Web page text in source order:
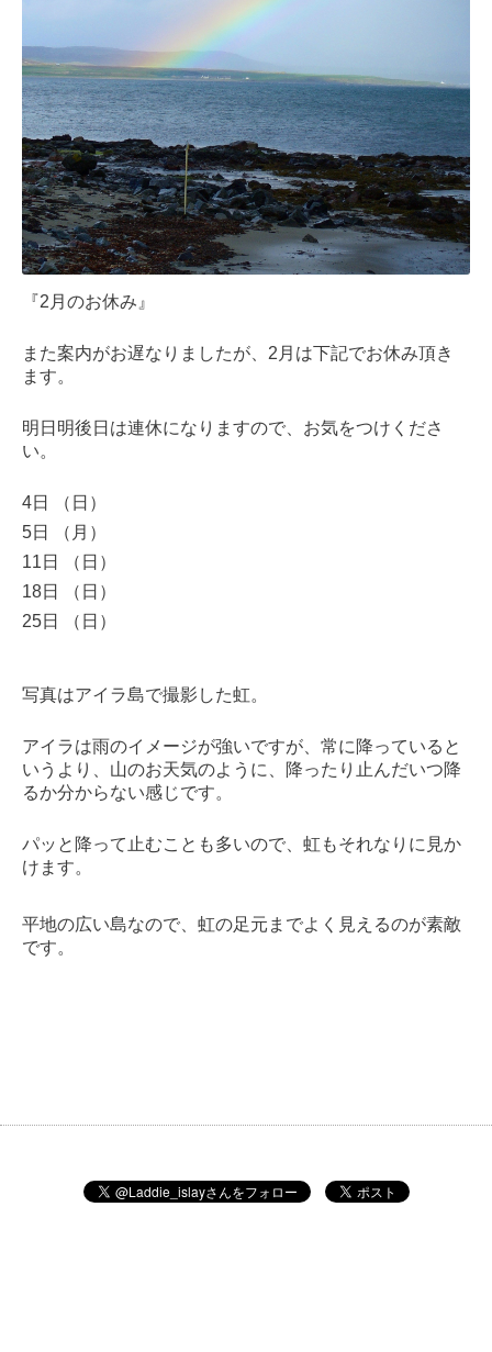
『2月のお休み』
また案内がお遅なりましたが、2月は下記でお休み頂き
ます。
明日明後日は連休になりますので、お気をつけくださ
い。
4日 （日）
5日 （月）
11日 （日）
18日 （日）
25日 （日）
写真はアイラ島で撮影した虹。
アイラは雨のイメージが強いですが、常に降っていると
いうより、山のお天気のように、降ったり止んだいつ降
るか分からない感じです。
パッと降って止むことも多いので、虹もそれなりに見か
けます。
平地の広い島なので、虹の足元までよく見えるのが素敵
です。